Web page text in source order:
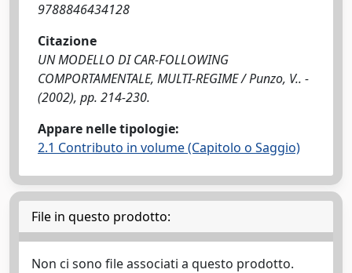
9788846434128
Citazione
UN MODELLO DI CAR-FOLLOWING
COMPORTAMENTALE, MULTI-REGIME / Punzo, V.. -
(2002), pp. 214-230.
Appare nelle tipologie:
2.1 Contributo in volume (Capitolo o Saggio)
File in questo prodotto:
Non ci sono file associati a questo prodotto.